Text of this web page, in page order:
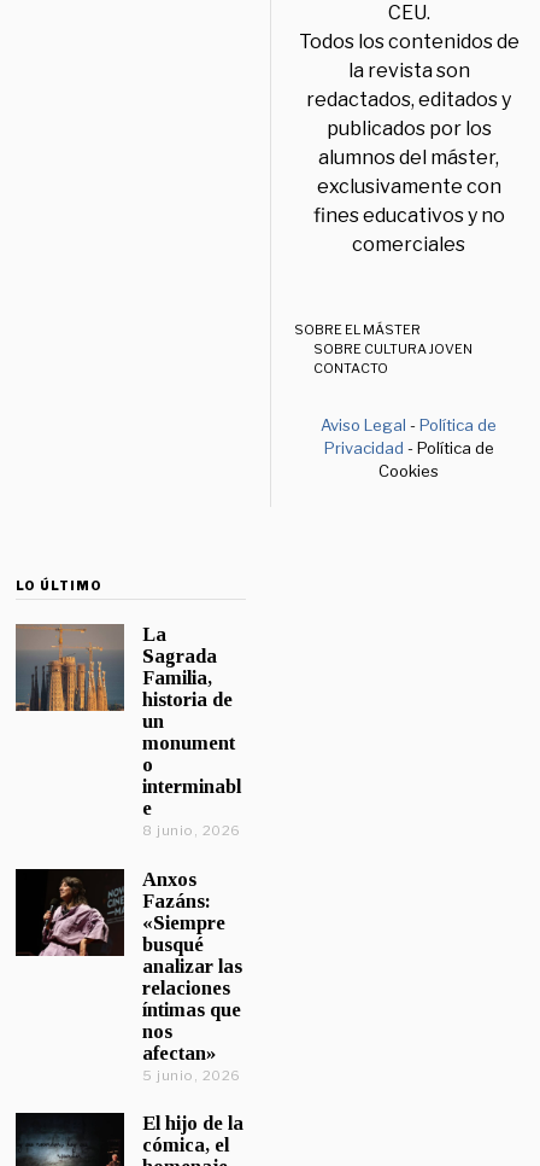
CEU.
Todos los contenidos de
la revista son
redactados, editados y
publicados por los
alumnos del máster,
exclusivamente con
fines educativos y no
comerciales
SOBRE EL MÁSTER
SOBRE CULTURA JOVEN
CONTACTO
Aviso Legal -Política de
Privacidad - Política de
Cookies
LO ÚLTIMO
La
Sagrada
Familia,
historia de
un
monument
o
interminabl
e
8 junio, 2026
Anxos
Fazáns:
«Siempre
busqué
analizar las
relaciones
íntimas que
nos
afectan»
5 junio, 2026
El hijo de la
cómica, el